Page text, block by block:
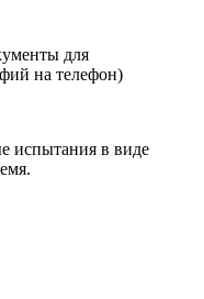
для
на телефон)
испытания в виде